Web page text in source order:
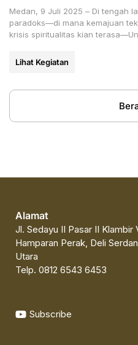
Medan, 9 Juli 2025 – Di tengah
paradoks—di mana kemajuan
krisis spiritualitas kian
Lihat Kegiatan
Alamat
Jl. Sedayu II Pasar II Klambir
Hamparan Perak, Deli
Utara
Telp. 0812 6543 6453
Subscribe